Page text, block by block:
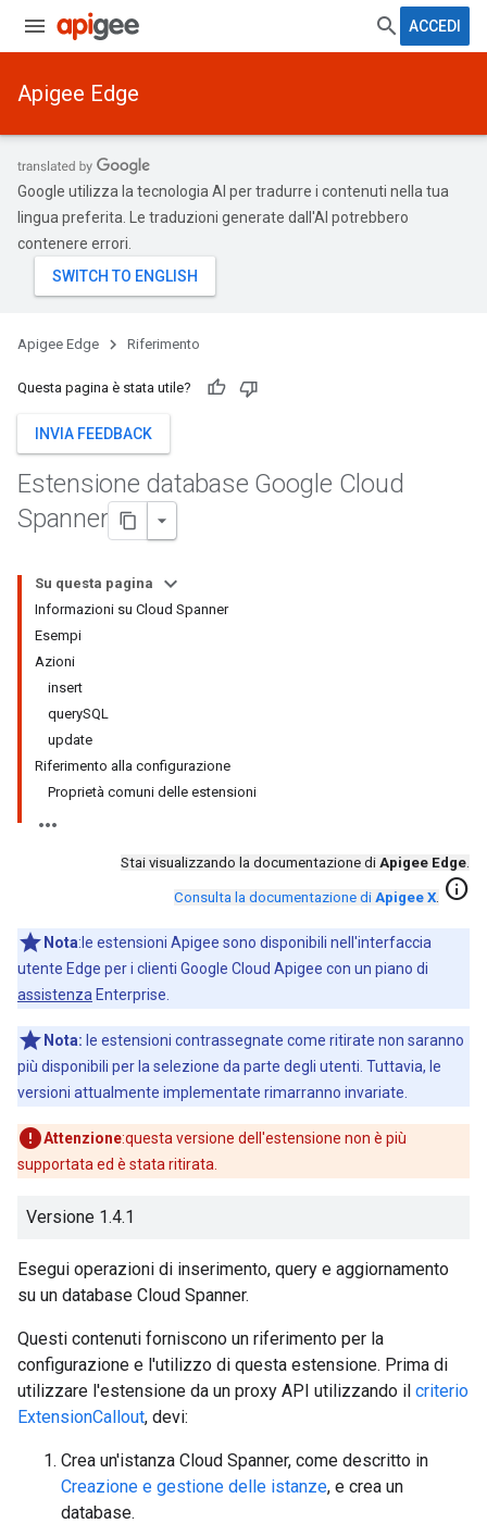
ACCEDI
Apigee Edge
Google utilizza la tecnologia AI per tradurre i contenuti nella tua
lingua preferita. Le traduzioni generate dall'AI potrebbero
contenere errori.
Apigee Edge Riferimento
Questa pagina è stata utile?
INVIA FEEDBACK
Estensione database Google Cloud
Spanner
Su questa pagina
Informazioni su Cloud Spanner
Esempi
Azioni
insert
querySQL
update
Riferimento alla configurazione
Proprietà comuni delle estensioni
Stai visualizzando la documentazione di Apigee Edge.
Consulta la documentazione di Apigee X. info
Nota:le estensioni Apigee sono disponibili nell'interfaccia
utente Edge per i clienti Google Cloud Apigee con un piano di
assistenza Enterprise.
Nota: le estensioni contrassegnate come ritirate non saranno
più disponibili per la selezione da parte degli utenti. Tuttavia, le
versioni attualmente implementate rimarranno invariate.
Attenzione:questa versione dell'estensione non è più
supportata ed è stata ritirata.
Versione 1.4.1
Esegui operazioni di inserimento, query e aggiornamento
su un database Cloud Spanner.
Questi contenuti forniscono un riferimento per la
configurazione e l'utilizzo di questa estensione. Prima di
utilizzare l'estensione da un proxy API utilizzando il criterio
ExtensionCallout, devi:
Crea un'istanza Cloud Spanner, come descritto in
Creazione e gestione delle istanze, e crea un
database.